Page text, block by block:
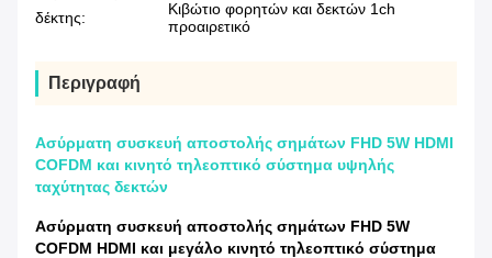
δέκτης:
Κιβώτιο φορητών και δεκτών 1ch
προαιρετικό
Περιγραφή
Ασύρματη συσκευή αποστολής σημάτων FHD 5W HDMI
COFDM και κινητό τηλεοπτικό σύστημα υψηλής
ταχύτητας δεκτών
Ασύρματη συσκευή αποστολής σημάτων FHD 5W
COFDM HDMI και μεγάλο κινητό τηλεοπτικό σύστημα